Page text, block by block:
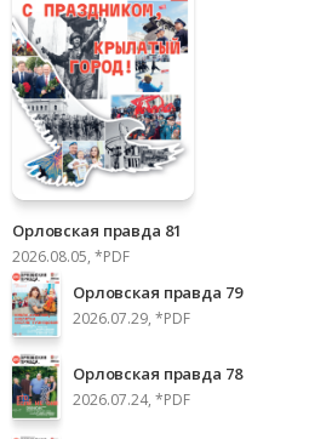
Орловская правда 81
2026.08.05, *PDF
Орловская правда 79
2026.07.29, *PDF
Орловская правда 78
2026.07.24, *PDF